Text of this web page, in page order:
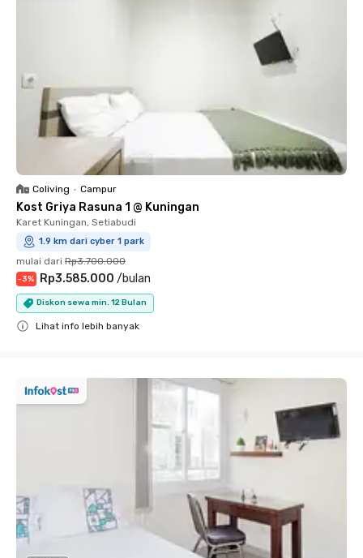
Coliving • Campur
Kost Griya Rasuna 1 @ Kuningan
Karet Kuningan, Setiabudi
1.9 km dari cyber 1 park
mulai dari Rp3.700.000
-3% Rp3.585.000 /bulan
Diskon sewa min. 12 Bulan
Lihat info lebih banyak